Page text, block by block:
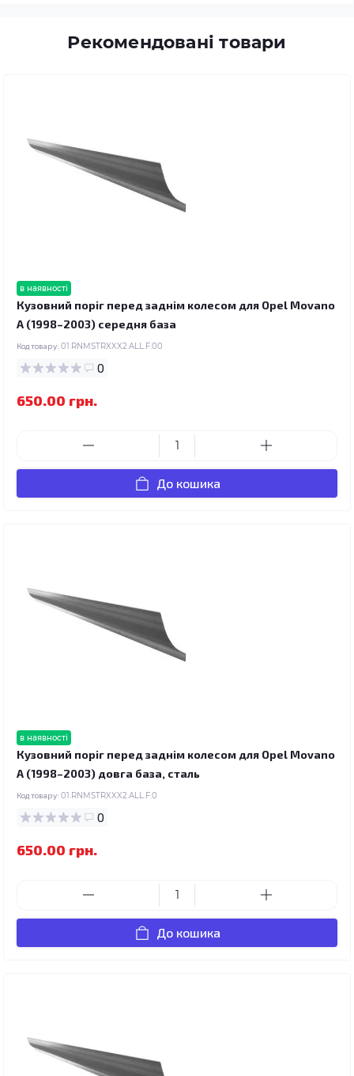
Рекомендовані товари
в наявності
Кузовний поріг перед заднім колесом для Opel Movano
A (1998–2003) середня база
Код товару: 01.RNMSTRXXX2.ALL.F.00
0
650.00 грн.
До кошика
в наявності
Кузовний поріг перед заднім колесом для Opel Movano
A (1998–2003) довга база, сталь
Код товару: 01.RNMSTRXXX2.ALL.F.0
0
650.00 грн.
До кошика